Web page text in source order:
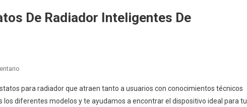
De Radiador Inteligentes De
para radiador que atraen tanto a usuarios con conocimientos técnicos
diferentes modelos y te ayudamos a encontrar el dispositivo ideal para tu